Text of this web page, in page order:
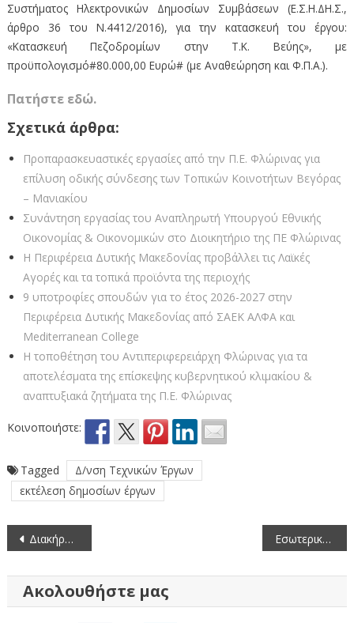
Συστήματος Ηλεκτρονικών Δημοσίων Συμβάσεων (Ε.Σ.Η.ΔΗ.Σ.,
άρθρο 36 του Ν.4412/2016), για την κατασκευή του έργου:
«Κατασκευή Πεζοδρομίων στην Τ.Κ. Βεύης», με
προϋπολογισμό#80.000,00 Ευρώ# (με Αναθεώρηση και Φ.Π.Α.).
Πατήστε εδώ.
Σχετικά άρθρα:
Προπαρασκευαστικές εργασίες από την Π.Ε. Φλώρινας για
επίλυση οδικής σύνδεσης των Τοπικών Κοινοτήτων Βεγόρας
– Μανιακίου
Συνάντηση εργασίας του Αναπληρωτή Υπουργού Εθνικής
Οικονομίας & Οικονομικών στο Διοικητήριο της ΠΕ Φλώρινας
Η Περιφέρεια Δυτικής Μακεδονίας προβάλλει τις Λαϊκές
Αγορές και τα τοπικά προϊόντα της περιοχής
9 υποτροφίες σπουδών για το έτος 2026-2027 στην
Περιφέρεια Δυτικής Μακεδονίας από ΣΑEK ΑΛΦΑ και
Mediterranean College
Η τοποθέτηση του Αντιπεριφερειάρχη Φλώρινας για τα
αποτελέσματα της επίσκεψης κυβερνητικού κλιμακίου &
αναπτυξιακά ζητήματα της Π.Ε. Φλώρινας
Κοινοποιήστε:
Tagged
Δ/νση Τεχνικών Έργων
εκτέλεση δημοσίων έργων
Πλοήγηση
Διακήρυξη δημοπρασίας για την παραχώρηση κατά χρήση ακινήτου έκτασης 6.867 τ.μ. στο αγρόκτημα «Πολυπλατάνου» ΠΕ Φλώρινας. Εσωτερική Οδοποιία ∆ήμου Φλώρινας
Ακολουθήστε μας